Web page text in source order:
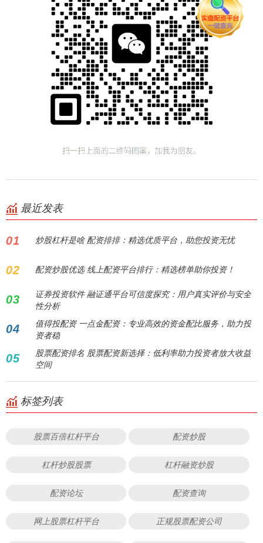
最近发表
01 炒股杠杆是啥 配资排排：精选优质平台，助您投资无忧
02 配资炒股优选 线上配资平台排行：精选榜单助你投资！
03
证券投资软件 融证通平台可信度探究：用户真实评价与安全
性分析
04
值得投配资 一点金配资：专业高效的资金配比服务，助力投
资者稳
05
股票配资排名 股票配资新选择：低利率助力投资者放大收益
空间
标签列表
股票百倍杠杆平台 配资炒股
杠杆炒股股票 杠杆融资炒股
配资论坛 配资查询
网上股票杠杆平台 正规股票配资公司